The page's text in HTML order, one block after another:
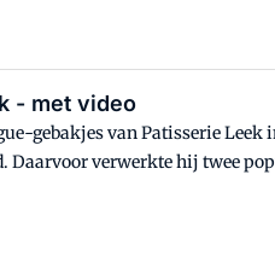
- met video
gebakjes van Patisserie
Daarvoor verwerkte hij twee